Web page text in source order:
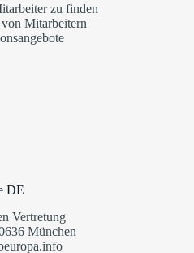
zu finden
Mitarbeitern
DE
Vertretung
München